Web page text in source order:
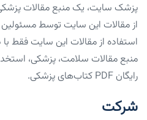
پزشک سایت، یک منبع مقالات
از مقالات این سایت توسط
استفاده از مقالات این سایت فقط
منبع مقالات سلامت، پزشکی،
رایگان PDF کتاب‌های پزشکی.
شرکت